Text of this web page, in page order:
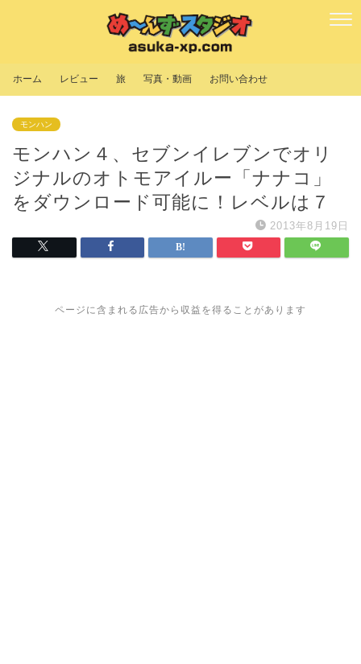
ホーム レビュー 旅 写真・動画 お問い合わせ
モンハン
モンハン４、セブンイレブンでオリ
ジナルのオトモアイルー「ナナコ」
をダウンロード可能に！レベルは７
2013年8月19日
ページに含まれる広告から収益を得ることがあります